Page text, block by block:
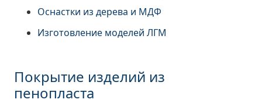
Оснастки из дерева и МДФ
Изготовление моделей ЛГМ
Покрытие изделий из
пенопласта